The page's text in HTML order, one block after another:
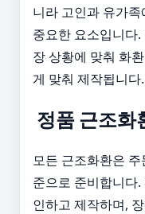
니라 고인과 유가
중요한 요소입니다
장 상황에 맞춰 화
게 맞춰 제작됩니다.
정품 근조화
모든 근조화환은
준으로 준비합니다
인하고 제작하며,